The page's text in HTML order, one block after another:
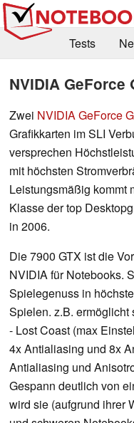
Tests
Forum
NVIDIA GeForce
Zwei NVIDIA GeForce
Grafikkarten im SLI
versprechen
mit höchsten
Leistungsmäßig kommt
Klasse der top
in 2006.
Die 7900 GTX ist die
NVIDIA für Notebooks.
Spielegenuss in
Spielen. z.B.
- Lost Coast (max
4x Antialiasing und 8x
Antialiasing und
Gespann deutlich von
wird sie (aufgrund ihrer